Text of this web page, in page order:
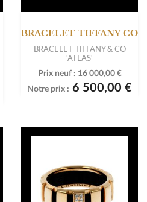
BRACELET TIFFANY CO
BRACELET TIFFANY & CO
'ATLAS'
Prix neuf : 16 000,00 €
Notre prix : 6 500,00 €